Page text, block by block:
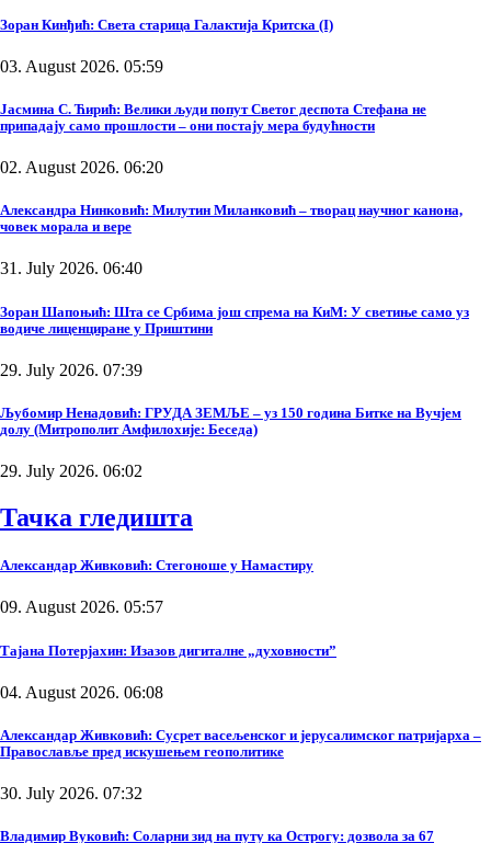
Зоран Кинђић: Света старица Галактија Критска (I)
03. August 2026. 05:59
Јасмина С. Ћирић: Велики људи попут Светог деспота Стефана не
припадају само прошлости – они постају мера будућности
02. August 2026. 06:20
Александра Нинковић: Милутин Миланковић – творац научног канона,
човек морала и вере
31. July 2026. 06:40
Зоран Шапоњић: Шта се Србима још спрема на КиМ: У светиње само уз
водиче лиценциране у Приштини
29. July 2026. 07:39
Љубомир Ненадовић: ГРУДА ЗЕМЉЕ – уз 150 година Битке на Вучјем
долу (Митрополит Амфилохије: Беседа)
29. July 2026. 06:02
Тачка гледишта
Александар Живковић: Стегоноше у Намастиру
09. August 2026. 05:57
Тајана Потерјахин: Изазов дигиталне „духовности”
04. August 2026. 06:08
Александар Живковић: Сусрет васељенског и јерусалимског патријарха –
Православље пред искушењем геополитике
30. July 2026. 07:32
Владимир Вуковић: Соларни зид на путу ка Острогу: дозвола за 67